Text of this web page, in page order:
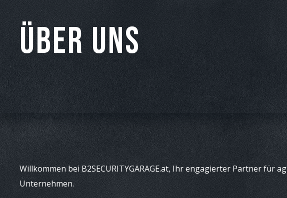
Über uns
Skip
to
content
Willkommen bei B2SECURITYGARAGE.at, Ihr engagierter Partner für
Unternehmen.